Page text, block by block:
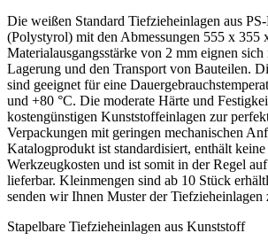
Die weißen Standard Tiefzieheinlagen aus
(Polystyrol) mit den Abmessungen 555 x 355
Materialausgangsstärke von 2 mm eignen
Lagerung und den Transport von Bauteilen.
sind geeignet für eine
und +80 °C. Die moderate Härte und
kostengünstigen Kunststoffeinlagen zur
Verpackungen mit geringen mechanischen
Katalogprodukt ist standardisiert, enthält keine
Werkzeugkosten und ist somit in der Regel
lieferbar. Kleinmengen sind ab 10 Stück
senden wir Ihnen Muster der Tiefzieheinlagen
Stapelbare Tiefzieheinlagen aus Kunststoff